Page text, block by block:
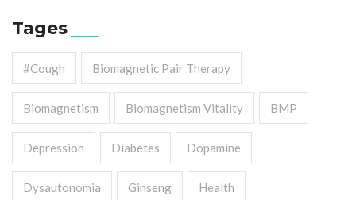
Tages
#cough Biomagnetic Pair Therapy
Biomagnetism Biomagnetism Vitality BMP
Depression Diabetes Dopamine
Dysautonomia Ginseng Health